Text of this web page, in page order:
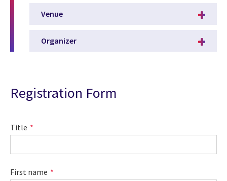
Venue
Organizer
Registration Form
Title
First name